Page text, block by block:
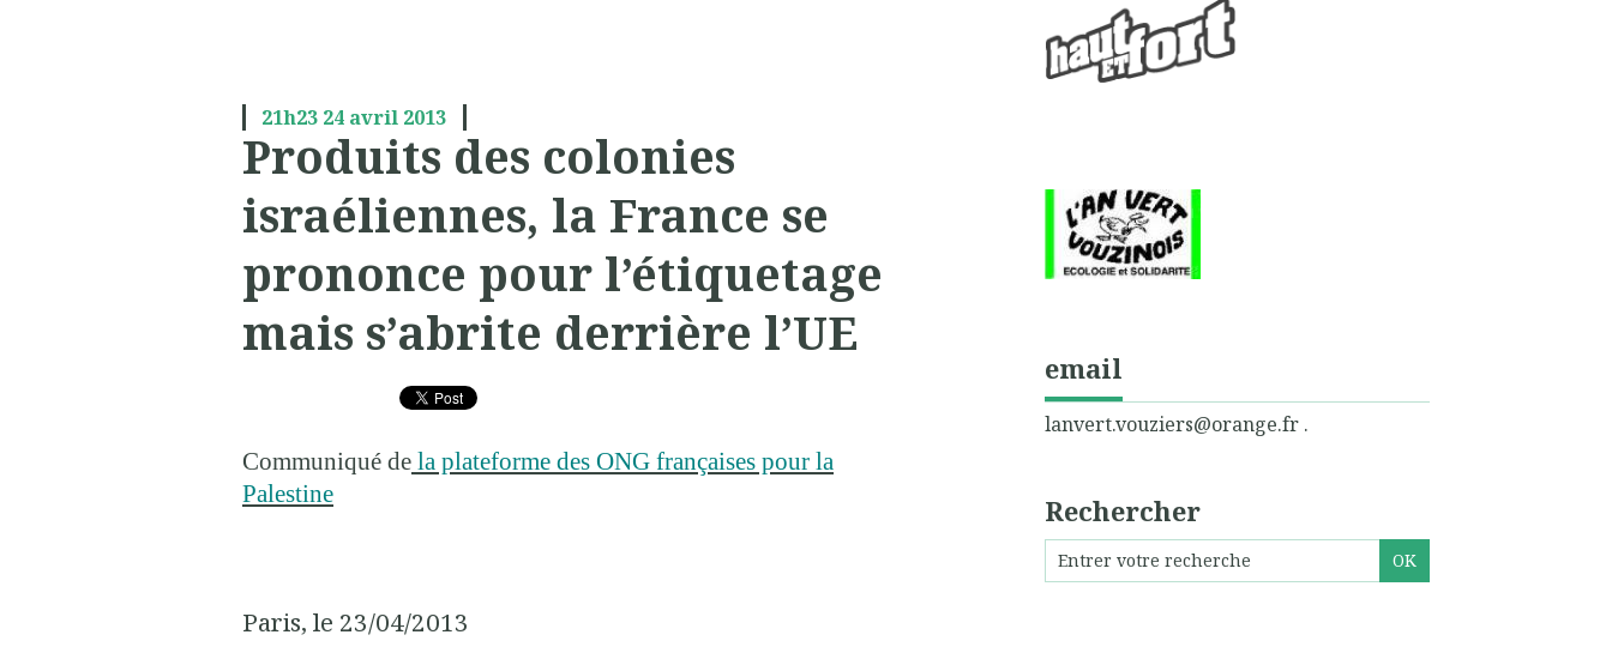
21h23 24 avril 2013
Produits des colonies
israéliennes, la France se
prononce pour l’étiquetage
mais s’abrite derrière l’UE
Communiqué de la plateforme des ONG françaises pour la
Palestine
Paris, le 23/04/2013
email
lanvert.vouziers@orange.fr .
Rechercher